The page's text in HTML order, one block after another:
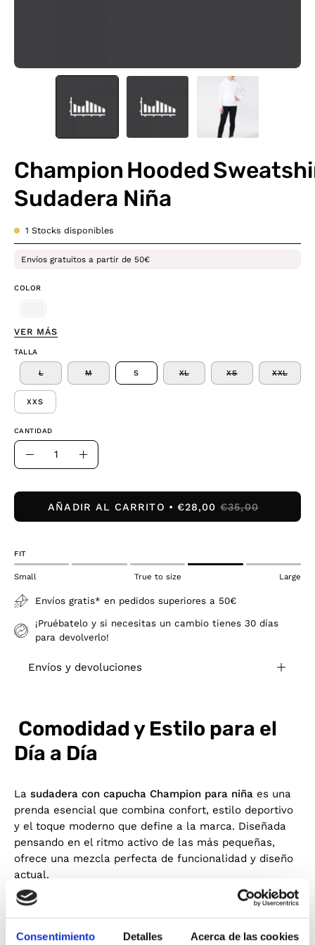
Consentimiento Detalles Acerca de las cookies
Champion Hooded
Sudadera Niña
1 Stocks disponibles
Envíos gratuitos a partir de 50€
COLOR
VER MÁS
TALLA
L M S XL XS XXL
XXS
CANTIDAD
Cantidad
Disminuir
cantidad
Aumentar
AÑADIR AL CARRITO €28,00 €35,00
FIT
Small True to size Large
Envíos gratis* en pedidos superiores a 50€
¡Pruébatelo y si necesitas un cambio tienes 30 días
para devolverlo!
Envíos y devoluciones
Comodidad y Estilo para el
Día a Día
La sudadera con capucha Champion para niña es una
prenda esencial que combina confort, estilo deportivo
y el toque moderno que define a la marca. Diseñada
pensando en el ritmo activo de las más pequeñas,
ofrece una mezcla perfecta de funcionalidad y diseño
actual.
Confeccionada en un
tejido suave con interior
afelpado, esta sudadera garantiza una sensación de
abrigo y suavidad durante todo el día, sin renunciar a